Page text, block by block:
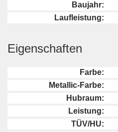
Baujahr:
Laufleistung:
Eigenschaften
Farbe:
Metallic-Farbe:
Hubraum:
Leistung:
TÜV/HU: